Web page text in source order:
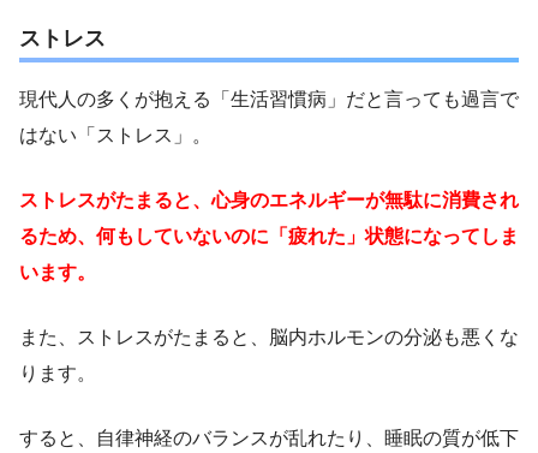
ストレス
現代人の多くが抱える「生活習慣病」だと言っても過言で
はない「ストレス」。
ストレスがたまると、心身のエネルギーが無駄に消費され
るため、何もしていないのに「疲れた」状態になってしま
います。
また、ストレスがたまると、脳内ホルモンの分泌も悪くな
ります。
すると、自律神経のバランスが乱れたり、睡眠の質が低下